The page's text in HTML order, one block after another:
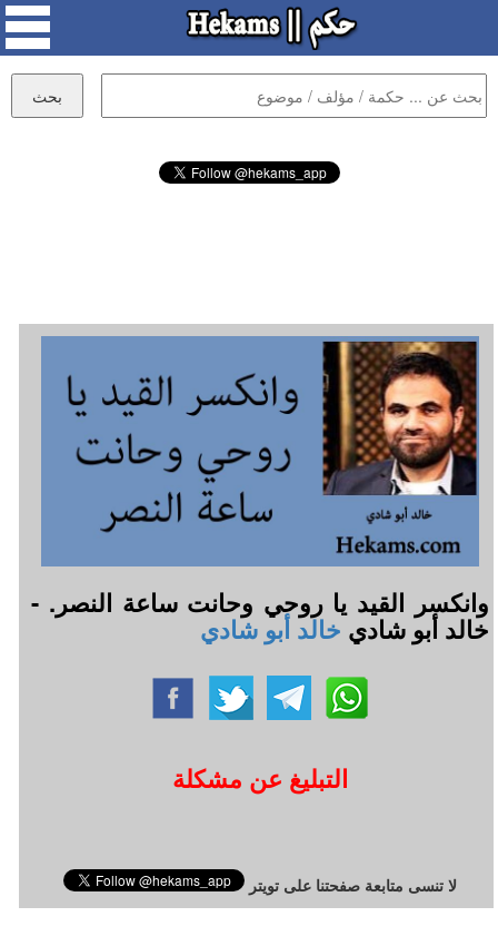
وانكسر القيد يا روحي وحانت ساعة النصر. -
خالد أبو شادي خالد أبو شادي
التبليغ عن مشكلة
لا تنسى متابعة صفحتنا على تويتر